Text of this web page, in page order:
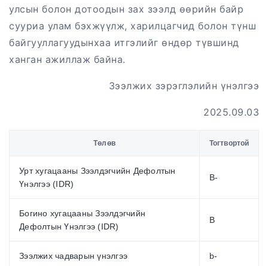
улсын болон дотоодын зах зээлд өөрийн байр
сууриа улам бэхжүүлж, харилцагчид болон түнш
байгууллагуудынхаа итгэлийг өндөр түвшинд
ханган ажиллаж байна.
Зээлжих зэрэглэлийн үнэлгээ
2025.09.03
Төлөв Тогтвортой
Урт хугацааны Зээлдэгчийн Дефолтын
Үнэлгээ (IDR)
В-
Богино хугацааны Зээлдэгчийн
Дефолтын Үнэлгээ (IDR)
B
Зээлжих чадварын үнэлгээ b-